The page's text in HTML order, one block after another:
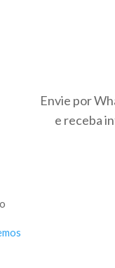
Envie por
e receba